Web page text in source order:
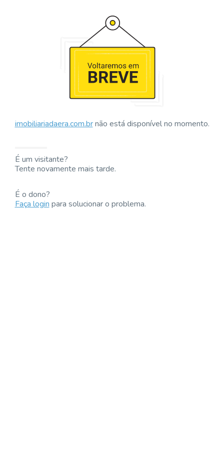
imobiliariadaera.com.brnão está disponível no momento.
É um visitante?
Tente novamente mais tarde.
É o dono?
Faça loginpara solucionar o problema.